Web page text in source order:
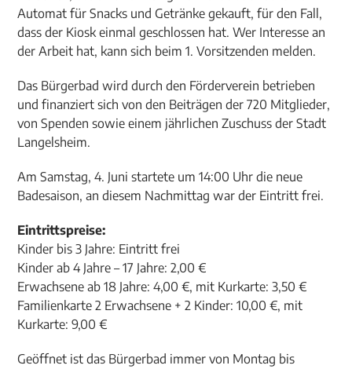
Automat für Snacks und Getränke gekauft, für den Fall,
dass der Kiosk einmal geschlossen hat. Wer Interesse an
der Arbeit hat, kann sich beim 1. Vorsitzenden melden.
Das Bürgerbad wird durch den Förderverein betrieben
und finanziert sich von den Beiträgen der 720 Mitglieder,
von Spenden sowie einem jährlichen Zuschuss der Stadt
Langelsheim.
Am Samstag, 4. Juni startete um 14:00 Uhr die neue
Badesaison, an diesem Nachmittag war der Eintritt frei.
Eintrittspreise:
Kinder bis 3 Jahre: Eintritt frei
Kinder ab 4 Jahre – 17 Jahre: 2,00 €
Erwachsene ab 18 Jahre: 4,00 €, mit Kurkarte: 3,50 €
Familienkarte 2 Erwachsene + 2 Kinder: 10,00 €, mit
Kurkarte: 9,00 €
Geöffnet ist das Bürgerbad immer von Montag bis